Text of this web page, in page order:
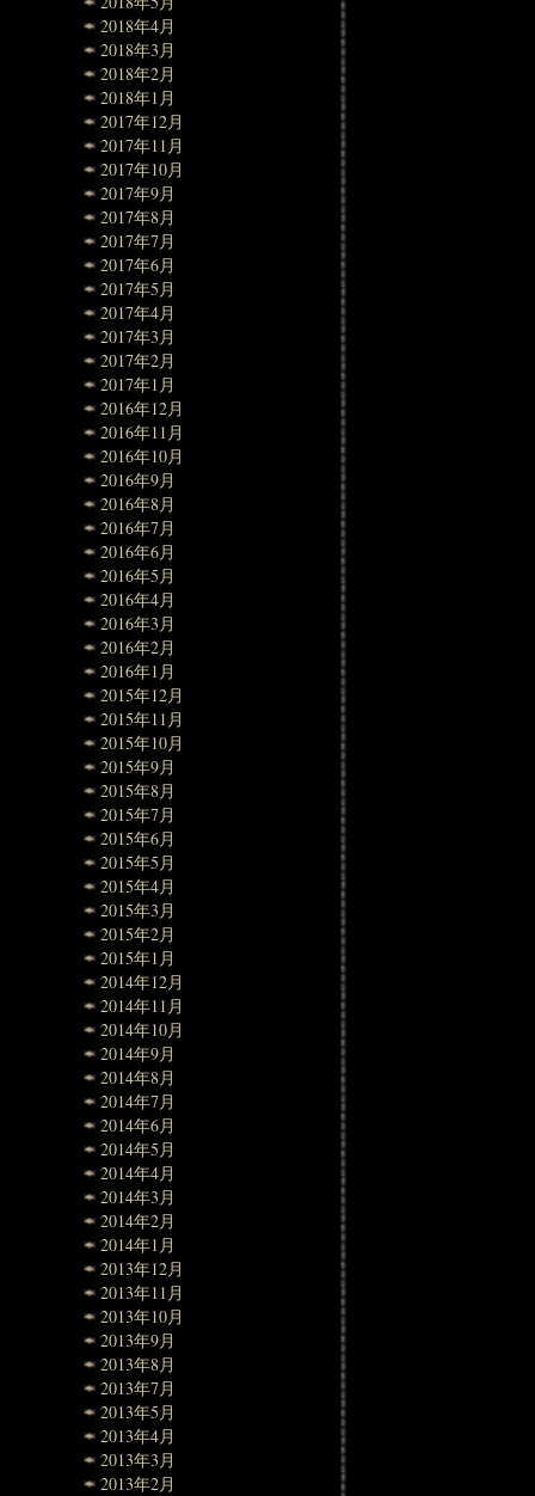
2018年4月
2018年3月
2018年2月
2018年1月
2017年12月
2017年11月
2017年10月
2017年9月
2017年8月
2017年7月
2017年6月
2017年5月
2017年4月
2017年3月
2017年2月
2017年1月
2016年12月
2016年11月
2016年10月
2016年9月
2016年8月
2016年7月
2016年6月
2016年5月
2016年4月
2016年3月
2016年2月
2016年1月
2015年12月
2015年11月
2015年10月
2015年9月
2015年8月
2015年7月
2015年6月
2015年5月
2015年4月
2015年3月
2015年2月
2015年1月
2014年12月
2014年11月
2014年10月
2014年9月
2014年8月
2014年7月
2014年6月
2014年5月
2014年4月
2014年3月
2014年2月
2014年1月
2013年12月
2013年11月
2013年10月
2013年9月
2013年8月
2013年7月
2013年5月
2013年4月
2013年3月
2013年2月